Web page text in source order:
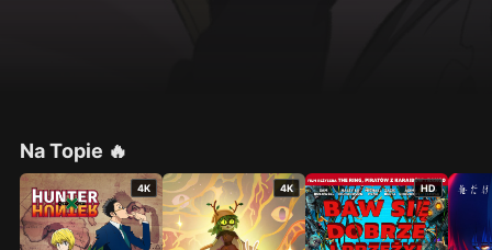
Na Topie 🔥
4K 4K HD